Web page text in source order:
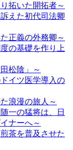
拓いた開拓者～
えた初代司法卿
正義の外務卿～
の基礎を作り上
松陰」～
イツ医学導入の
浪漫の旅人～
一の猛将は、日
ナーへ～
茶を普及させた